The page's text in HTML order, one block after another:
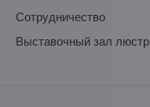
Сотрудничество
Выставочный зал люстр